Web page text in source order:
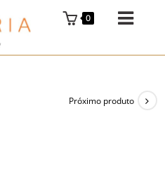
0
Próximo produto